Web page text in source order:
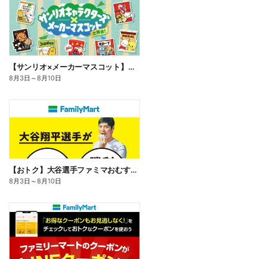
【サンリオ×メーカーマスコット】オリジナルグッズ貰える!
8月3日 ～8月10日
【おトク】大谷選手ファミマおむすび割
8月3日 ～8月10日